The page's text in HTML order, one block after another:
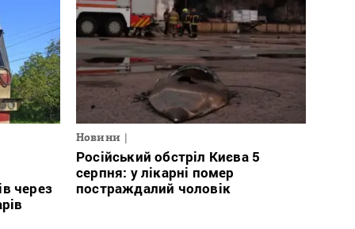
через
Новини
Російський обстріл Києва 5
серпня: у лікарні помер
постраждалий чоловік